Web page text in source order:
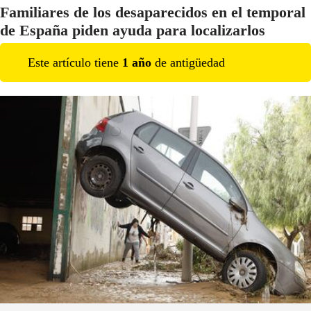
Familiares de los desaparecidos en el temporal
de España piden ayuda para localizarlos
Este artículo tiene 1 año de antigüedad